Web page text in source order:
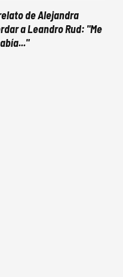
de Alejandra
a Leandro Rud: "Me